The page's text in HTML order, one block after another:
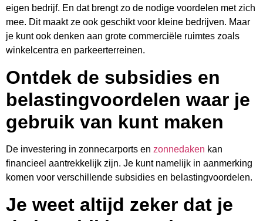
eigen bedrijf. En dat brengt zo de nodige voordelen met zich
mee. Dit maakt ze ook geschikt voor kleine bedrijven. Maar
je kunt ook denken aan grote commerciële ruimtes zoals
winkelcentra en parkeerterreinen.
Ontdek de subsidies en
belastingvoordelen waar je
gebruik van kunt maken
De investering in zonnecarports en zonnedaken kan
financieel aantrekkelijk zijn. Je kunt namelijk in aanmerking
komen voor verschillende subsidies en belastingvoordelen.
Je weet altijd zeker dat je